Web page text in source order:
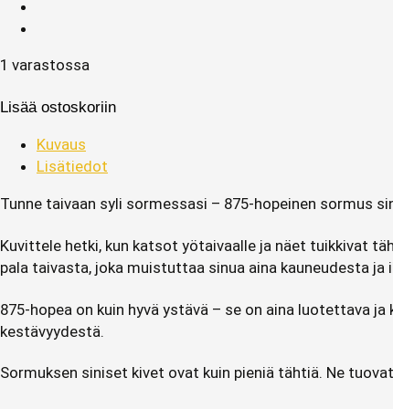
1 varastossa
Lisää ostoskoriin
Kuvaus
Lisätiedot
Tunne taivaan syli sormessasi – 875-hopeinen sormus
Kuvittele hetki, kun katsot yötaivaalle ja näet tuikkivat
pala taivasta, joka muistuttaa sinua aina kauneudesta ja
875-hopea on kuin hyvä ystävä – se on aina luotettava
kestävyydestä.
Sormuksen siniset kivet ovat kuin pieniä tähtiä. Ne